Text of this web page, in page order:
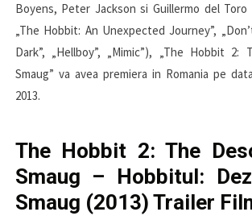
Boyens, Peter Jackson si Guillermo del Toro
„The Hobbit: An Unexpected Journey”,
Dark”, „Hellboy”, „Mimic”), „The Hobbit
Smaug” va avea premiera in Romania pe
2013.
The Hobbit 2: The
Smaug – Hobbitul:
Smaug (2013) Trailer